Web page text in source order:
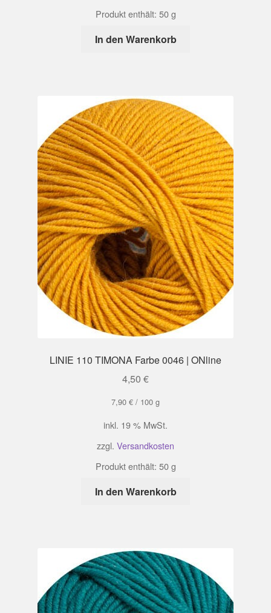
Produkt enthält: 50g
In den Warenkorb
LINIE 110 TIMONA Farbe 0046 | ONline
4,50 €
7,90 € / 100 g
inkl. 19 % MwSt.
zzgl. Versandkosten
Produkt enthält: 50g
In den Warenkorb